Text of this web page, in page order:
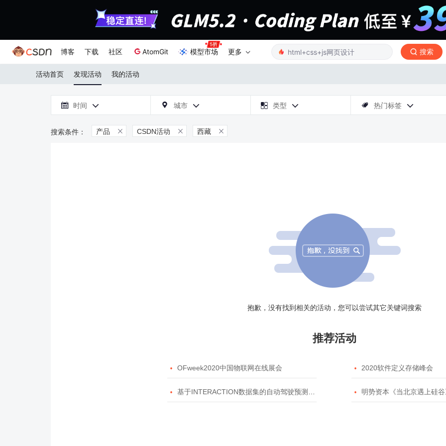
博客 下载 社区 AtomGit 模型市场 更多 搜索
活动首页 发现活动 我的活动
 时间   城市   类型   热门标签 
产品  CSDN活动  西藏 
抱歉，没有找到相关的活动，您可以尝试其它关键词搜索
推荐活动
 OFweek2020中国物联网在线展会  2020软件定义存储峰会
 基于INTERACTION数据集的自动驾驶预测模型挑战赛  明势资本《当北京遇上硅谷》系列